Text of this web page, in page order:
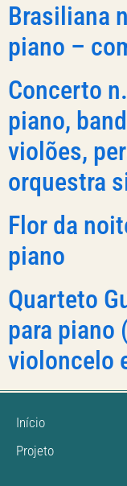
Brasiliana
piano –
Concerto
piano,
violões,
orquestra
Flor da
piano
Quarteto
para piano
violoncelo
Início
Projeto